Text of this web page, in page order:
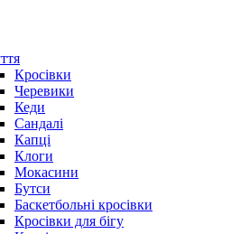
Кросівки
Черевики
Кеди
Сандалі
Капці
Клоги
Мокасини
Бутси
Баскетбольні кросівки
Кросівки для бігу